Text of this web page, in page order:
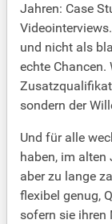
Jahren: Case
und nicht als
echte Chancen.
sondern der
Und für alle
haben, im alten
aber zu lange
flexibel genug,
sofern sie ihren